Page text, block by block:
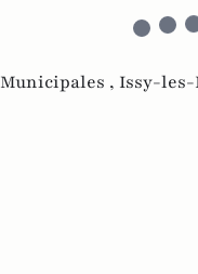
Municipales , Issy-